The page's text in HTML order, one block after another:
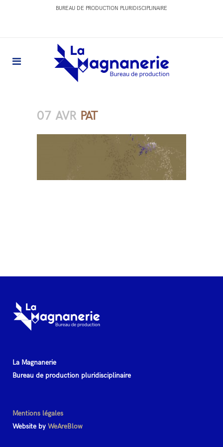
BUREAU DE PRODUCTION PLURIDISCIPLINAIRE
07 AVR PAT
La Magnanerie
Bureau de production pluridisciplinaire
Mentions légales
Website by WeAreBlow